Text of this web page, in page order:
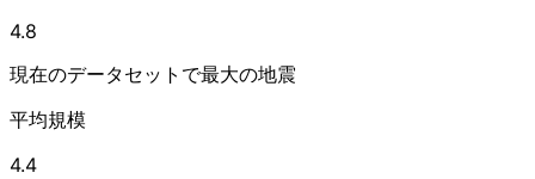
4.8
現在のデータセットで最大の地震
平均規模
4.4